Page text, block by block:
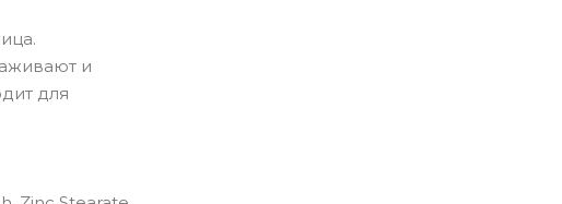
и
для